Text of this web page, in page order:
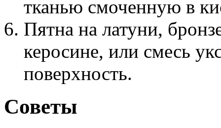
тканью смоченную в
Пятна на латуни,
керосине, или смесь
поверхность.
Советы